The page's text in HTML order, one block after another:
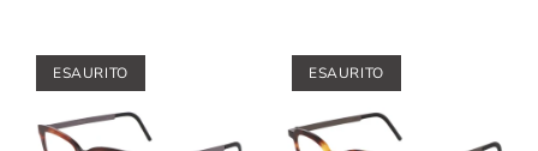
ESAURITO ESAURITO